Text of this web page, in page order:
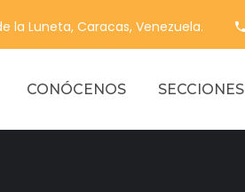
la Luneta, Caracas, Venezuela.
CONÓCENOS SECCIONES